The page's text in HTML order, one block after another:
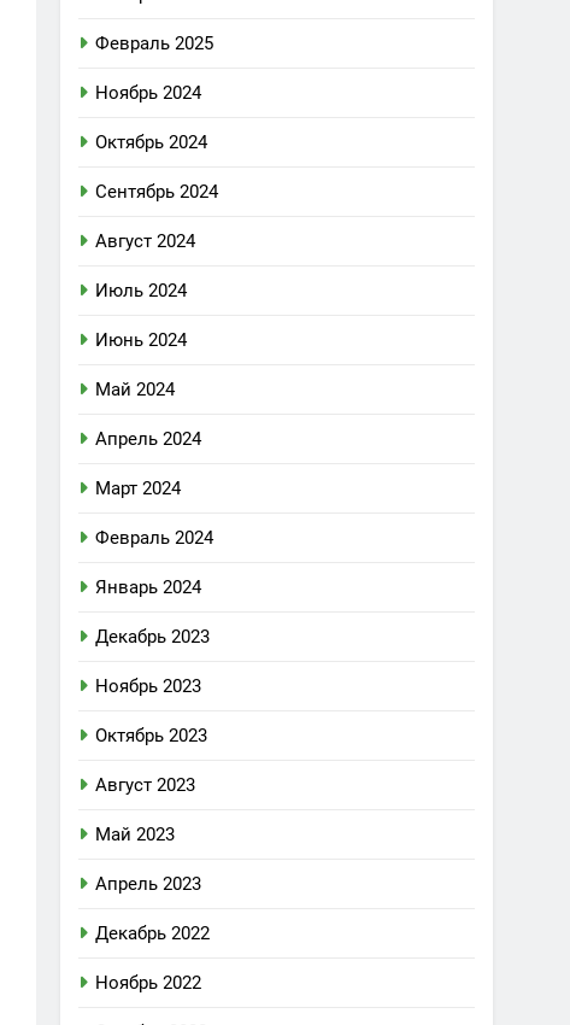
Февраль 2025
Ноябрь 2024
Октябрь 2024
Сентябрь 2024
Август 2024
Июль 2024
Июнь 2024
Май 2024
Апрель 2024
Март 2024
Февраль 2024
Январь 2024
Декабрь 2023
Ноябрь 2023
Октябрь 2023
Август 2023
Май 2023
Апрель 2023
Декабрь 2022
Ноябрь 2022